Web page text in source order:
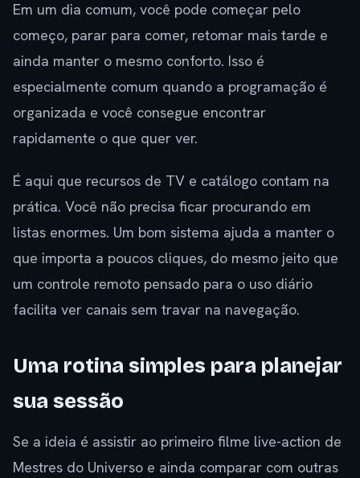
Em um dia comum, você pode começar pelo
começo, parar para comer, retomar mais tarde e
ainda manter o mesmo conforto. Isso é
especialmente comum quando a programação é
organizada e você consegue encontrar
rapidamente o que quer ver.
É aqui que recursos de TV e catálogo contam na
prática. Você não precisa ficar procurando em
listas enormes. Um bom sistema ajuda a manter o
que importa a poucos cliques, do mesmo jeito que
um controle remoto pensado para o uso diário
facilita ver canais sem travar na navegação.
Uma rotina simples para planejar
sua sessão
Se a ideia é assistir ao primeiro filme live-action de
Mestres do Universo e ainda comparar com outras